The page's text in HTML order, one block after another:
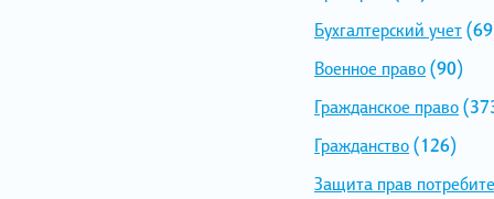
Бухгалтерский учет
Военное право(90)
Гражданское право
Гражданство(126)
Защита прав